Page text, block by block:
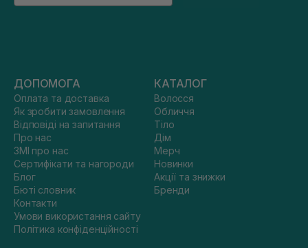
ДОПОМОГА
Оплата та доставка
Як зробити замовлення
Відповіді на запитання
Про нас
ЗМІ про нас
Сертифікати та нагороди
Блог
Бюті словник
Контакти
Умови використання сайту
Політика конфіденційності
КАТАЛОГ
Волосся
Обличчя
Тіло
Дім
Мерч
Новинки
Акції та знижки
Бренди